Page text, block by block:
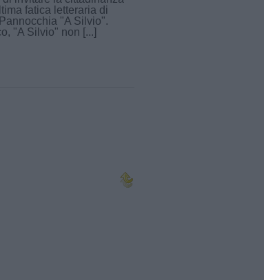
fatica letteraria di
"A Silvio".
"A Silvio" non [...]